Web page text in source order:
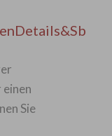
Sie